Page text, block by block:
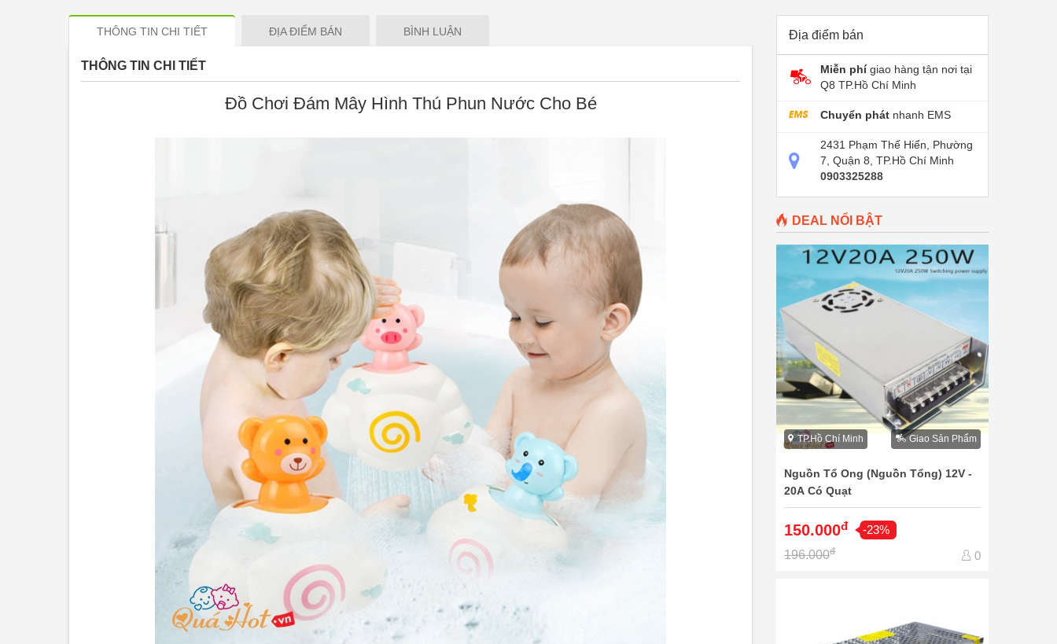
THÔNG TIN CHI TIẾT ĐỊA ĐIỂM BÁN BÌNH LUẬN
THÔNG TIN CHI TIẾT
Đồ Chơi Đám Mây Hình Thú Phun Nước Cho Bé
Địa điểm bán
Miễn phígiao hàng tận nơi tại
Q8 TP.Hồ Chí Minh
Chuyển phát nhanh EMS
2431 Phạm Thế Hiển, Phường
7, Quận 8, TP.Hồ Chí Minh
0903325288
DEAL NỔI BẬT
TP.Hồ Chí Minh Giao Sản Phẩm
Nguồn Tổ Ong (Nguồn Tổng) 12V -
20A Có Quạt
150.000đ
-23%
196.000đ 0